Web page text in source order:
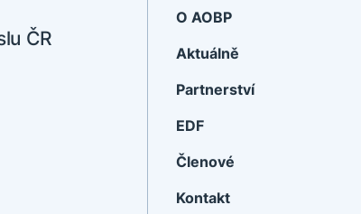
ČR
O AOBP
Aktuálně
Partnerství
EDF
Členové
Kontakt